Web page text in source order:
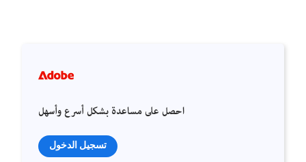
احصل على مساعدة بشكل أسرع وأسهل
تسجيل الدخول